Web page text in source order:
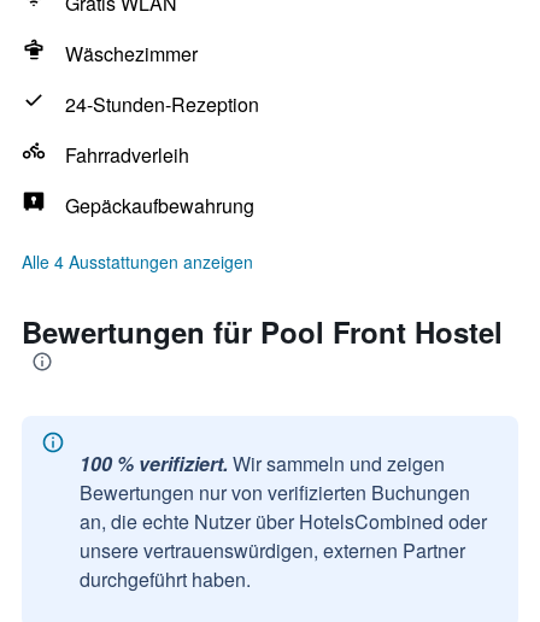
Wäschezimmer
24-Stunden-Rezeption
Fahrradverleih
Gepäckaufbewahrung
Alle 4 Ausstattungen anzeigen
Bewertungen für Pool Front Hostel
100 % verifiziert. Wir sammeln und zeigen
Bewertungen nur von verifizierten Buchungen
an, die echte Nutzer über HotelsCombined oder
unsere vertrauenswürdigen, externen Partner
durchgeführt haben.